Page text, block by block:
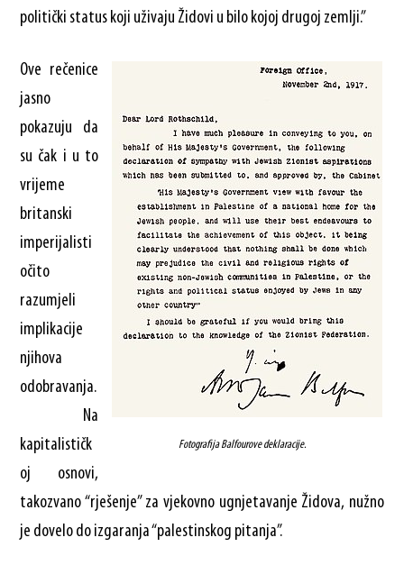
politički status koji uživaju Židovi u bilo kojoj drugoj zemlji.”
Fotografija Balfourove deklaracije.
Ove rečenice
jasno
pokazuju da
su čak i u to
vrijeme
britanski
imperijalisti
očito
razumjeli
implikacije
njihova
odobravanja.
Na
kapitalističk
oj osnovi,
takozvano “rješenje” za vjekovno ugnjetavanje Židova, nužno
je dovelo do izgaranja “palestinskog pitanja”.